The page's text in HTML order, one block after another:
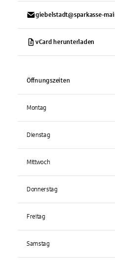
giebelstadt@sparkasse-
vCard herunterladen
Öffnungszeiten
Montag
Dienstag
Mittwoch
Donnerstag
Freitag
Samstag